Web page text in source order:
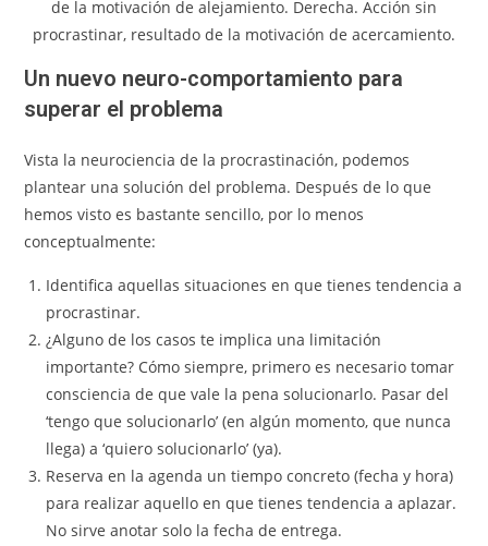
de la motivación de alejamiento. Derecha. Acción sin
procrastinar, resultado de la motivación de acercamiento.
Un nuevo neuro-comportamiento para
superar el problema
Vista la neurociencia de la procrastinación, podemos
plantear una solución del problema. Después de lo que
hemos visto es bastante sencillo, por lo menos
conceptualmente:
Identifica aquellas situaciones en que tienes tendencia a
procrastinar.
¿Alguno de los casos te implica una limitación
importante? Cómo siempre, primero es necesario tomar
consciencia de que vale la pena solucionarlo. Pasar del
‘tengo que solucionarlo’ (en algún momento, que nunca
llega) a ‘quiero solucionarlo’ (ya).
Reserva en la agenda un tiempo concreto (fecha y hora)
para realizar aquello en que tienes tendencia a aplazar.
No sirve anotar solo la fecha de entrega.